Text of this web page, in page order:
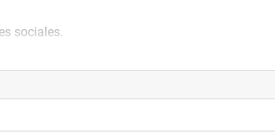
sociales.